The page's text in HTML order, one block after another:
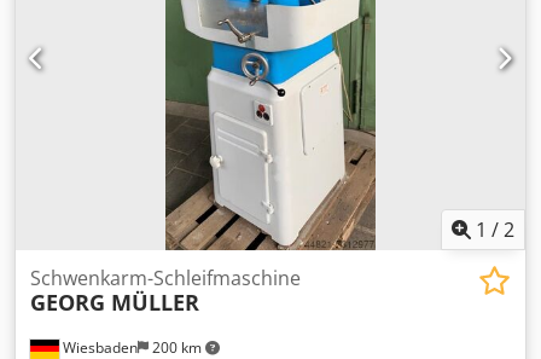
Folien/Textilien/Kunststoffe/Verbundmaterialien/Papier/Dü
nnholz. Maschinendimensionen X/Y/Z: ca.
4000mm/2350mm/1600mm, Gewicht: ca. 2000kg. Die
Laserquelle wurde im Jahr 2017 erneuert. Dokumentation
vorhanden. Eine Besichtigung vor Ort ist möglich. Csdpfx
1 /2
Wiesbaden 200 km
Schwenkarm-Schleifmaschine
GEORG MÜLLER